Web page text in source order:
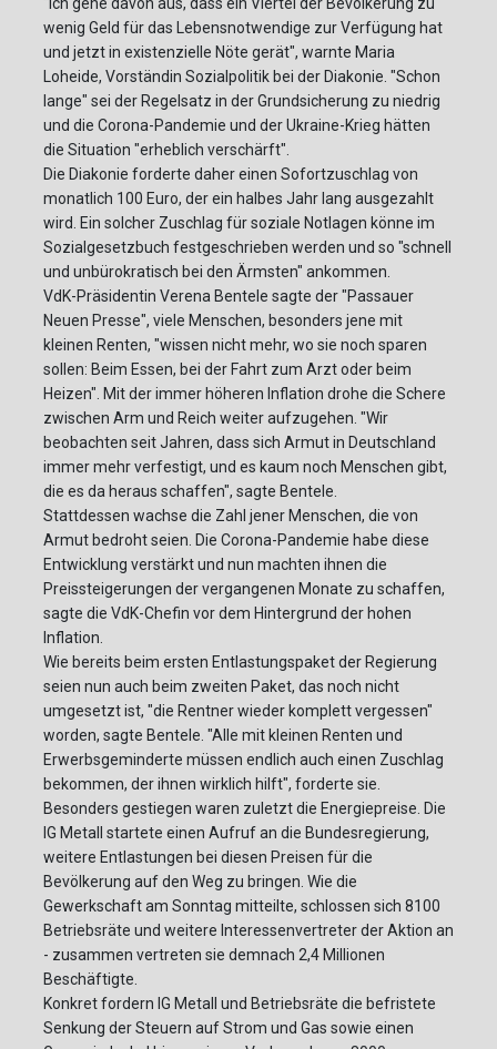
"Ich gehe davon aus, dass ein Viertel der Bevölkerung zu
wenig Geld für das Lebensnotwendige zur Verfügung hat
und jetzt in existenzielle Nöte gerät", warnte Maria
Loheide, Vorständin Sozialpolitik bei der Diakonie. "Schon
lange" sei der Regelsatz in der Grundsicherung zu niedrig
und die Corona-Pandemie und der Ukraine-Krieg hätten
die Situation "erheblich verschärft".
Die Diakonie forderte daher einen Sofortzuschlag von
monatlich 100 Euro, der ein halbes Jahr lang ausgezahlt
wird. Ein solcher Zuschlag für soziale Notlagen könne im
Sozialgesetzbuch festgeschrieben werden und so "schnell
und unbürokratisch bei den Ärmsten" ankommen.
VdK-Präsidentin Verena Bentele sagte der "Passauer
Neuen Presse", viele Menschen, besonders jene mit
kleinen Renten, "wissen nicht mehr, wo sie noch sparen
sollen: Beim Essen, bei der Fahrt zum Arzt oder beim
Heizen". Mit der immer höheren Inflation drohe die Schere
zwischen Arm und Reich weiter aufzugehen. "Wir
beobachten seit Jahren, dass sich Armut in Deutschland
immer mehr verfestigt, und es kaum noch Menschen gibt,
die es da heraus schaffen", sagte Bentele.
Stattdessen wachse die Zahl jener Menschen, die von
Armut bedroht seien. Die Corona-Pandemie habe diese
Entwicklung verstärkt und nun machten ihnen die
Preissteigerungen der vergangenen Monate zu schaffen,
sagte die VdK-Chefin vor dem Hintergrund der hohen
Inflation.
Wie bereits beim ersten Entlastungspaket der Regierung
seien nun auch beim zweiten Paket, das noch nicht
umgesetzt ist, "die Rentner wieder komplett vergessen"
worden, sagte Bentele. "Alle mit kleinen Renten und
Erwerbsgeminderte müssen endlich auch einen Zuschlag
bekommen, der ihnen wirklich hilft", forderte sie.
Besonders gestiegen waren zuletzt die Energiepreise. Die
IG Metall startete einen Aufruf an die Bundesregierung,
weitere Entlastungen bei diesen Preisen für die
Bevölkerung auf den Weg zu bringen. Wie die
Gewerkschaft am Sonntag mitteilte, schlossen sich 8100
Betriebsräte und weitere Interessenvertreter der Aktion an
- zusammen vertreten sie demnach 2,4 Millionen
Beschäftigte.
Konkret fordern IG Metall und Betriebsräte die befristete
Senkung der Steuern auf Strom und Gas sowie einen